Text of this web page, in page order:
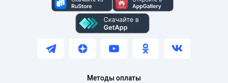
Методы оплаты